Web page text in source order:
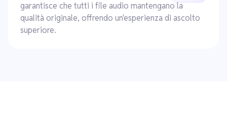
garantisce che tutti i file audio mantengano la
qualità originale, offrendo un'esperienza di ascolto
superiore.